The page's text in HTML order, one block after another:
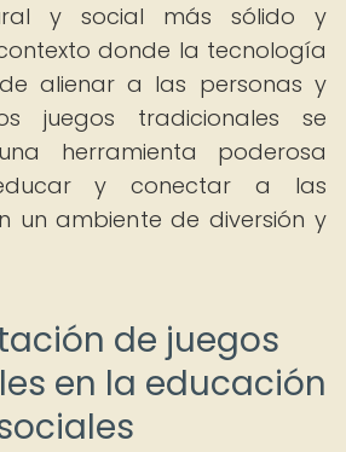
y social más sólido y
donde la tecnología
alienar a las personas y
juegos tradicionales se
herramienta poderosa
y conectar a las
un ambiente de diversión y
de juegos
en la educación